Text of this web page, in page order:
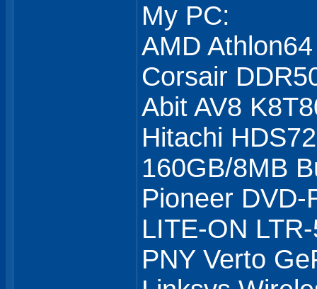
My PC:
AMD
Corsair
Abit AV8
Hitachi
160GB/8MB
Pioneer DVD-
LITE-ON
PNY Verto